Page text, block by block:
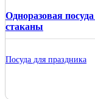
Одноразовая
стаканы
Посуда для праздника